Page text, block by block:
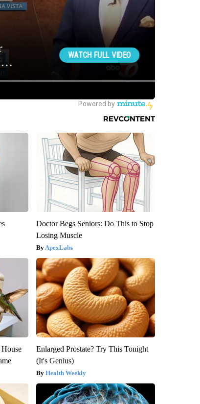
Doctor Begs Seniors: Do This to Stop
Losing Muscle
ApexLabs
Enlarged Prostate? Try This Tonight
(It's Genius)
Health Weekly